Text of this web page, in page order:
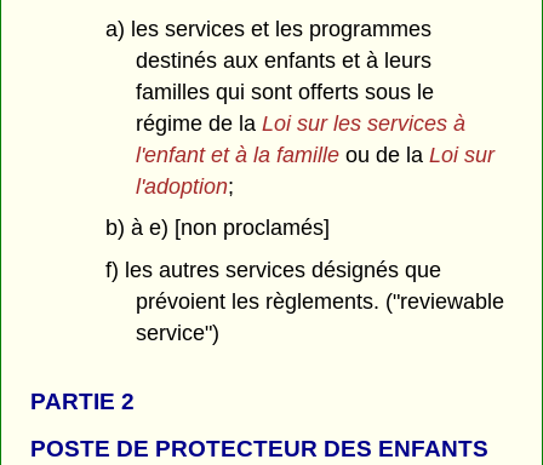
a) les services et les programmes
destinés aux enfants et à leurs
familles qui sont offerts sous le
régime de laLoi sur les services à
l'enfant et à la familleou de laLoi sur
l'adoption;
b) à e) [non proclamés]
f) les autres services désignés que
prévoient les règlements. ("reviewable
service")
PARTIE 2
POSTE DE PROTECTEUR DES ENFANTS